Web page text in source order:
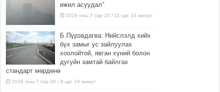
ижил асуудал”
2026 оны 7 сар 20 / 11 цаг 16 минут
Б.Пүрэвдагва: Нийслэлд хийх
бүх замыг ус зайлуулах
хоолойтой, явган хүний болон
дугуйн замтай байлгах
стандарт мөрдөнө
2026 оны 7 сар 20 / 9 цаг 24 минут